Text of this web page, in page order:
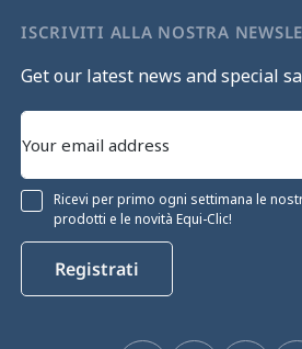
ISCRIVITI ALLA NOSTRA
Get our latest news and special
Ricevi per primo ogni settimana le
prodotti e le novità Equi-Clic!
Registrati